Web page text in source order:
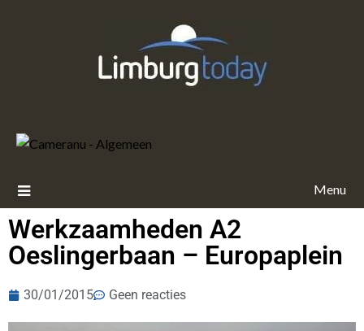
Menu
Werkzaamheden A2
Oeslingerbaan – Europaplein
30/01/2015 Geen reacties